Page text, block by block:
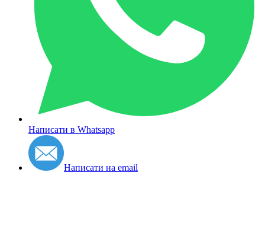
Написати в Whatsapp
Написати на email